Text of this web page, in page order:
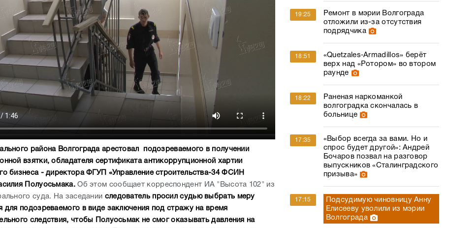
района Волгограда арестовал подозреваемого в получении
взятки, обладателя сертификата антикоррупционной хартии
бизнеса - директора ФГУП «Управление строительства-34 ФСИН
Полуосьмака.Об этом сообщает корреспондент ИА "Высота 102" из
суда. На заседании следователь просил судью выбрать меру
для подозреваемого в виде заключения под стражу на время
следствия, чтобы Полуосьмак не смог оказывать давления на
19:25
Ремонт в мэрии Волгограда
отложили из-за отсутствия
подрядчика
18:51
«Quetzales‑Armadillos» берёт
верх над «Ротором» во втором
раунде
18:22
Раненая наркоманкой
волгоградка скончалась в
больнице
17:35
«Выбор всегда за вами. Но и
спрос будет другой»: Андрей
Бочаров позвал на разговор
выпускников «Сталинградского
призыва»
17:15
Подсудимую чиновницу Анну
Елисееву уволили из мэрии
Волгограда